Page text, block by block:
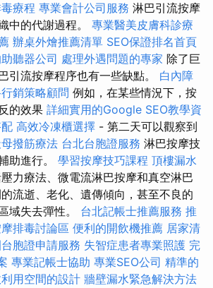
療程 專業會計公司服務 淋巴引流按摩
中的代謝過程。 專業醫美皮膚科診療
辦桌外燴推薦清單 SEO保證排名首頁
聽器公司 處理外遇問題的專家 除了巨
引流按摩程序也有一些缺點。 白內障
銷策略顧問 例如，在某些情況下，按
的效果 詳細實用的Google SEO教學資
高效冷凍櫃選擇 - 第二天可以觀察到
撥筋療法 台北台胞證服務 淋巴按摩技
助進行。 學習按摩技巧課程 頂樓漏水
力療法、微電流淋巴按摩和真空淋巴
流逝、老化、遺傳傾向，甚至不良的
域失去彈性。 台北記帳士推薦服務 推
排毒討論區 便利的開飲機推薦 居家清
胞證申請服務 失智症患者專業照護 完
專業記帳士協助 專業SEO公司 精準的
用空間的設計 牆壁漏水緊急解決方法